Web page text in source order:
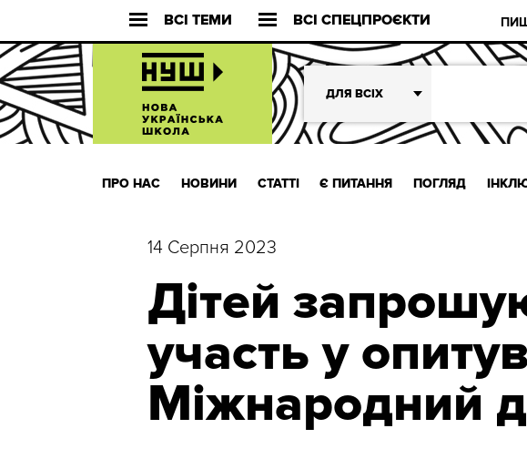
ВСІ ТЕМИ ВСІ СПЕЦПРОЄКТИ
ДЛЯ ВСІХ
ПРО НАС НОВИНИ СТАТТІ Є ПИТАННЯ ПОГЛЯД
14 Серпня 2023
Дітей
участь у
Міжнародний